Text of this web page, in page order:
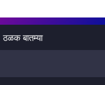
ठळक बातम्या